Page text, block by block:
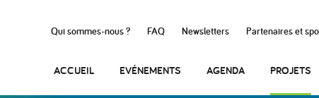
Qui sommes-nous ? FAQ Newsletters Partenaires et
ACCUEIL EVÉNEMENTS AGENDA PROJETS